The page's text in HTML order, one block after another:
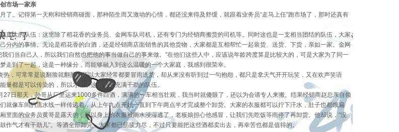
市场一家亲
了。记得第一天刚和经销商碰面，那种陌生而又激动的心情，都还没来得及舒缓，就跟着业务员“走马上任”跑市场了，那时还真有
庞大的队伍：这里除了稻花香的业务员、金网车队司机，还有专门为经销商搬货的司机等。同时这也是一支相当团结的队伍，大家
分内的事情。无论是稻花香的白酒，还是经销商店面销售的其他货物，大家都是互相帮忙一起装货、送货、下货，亲如一家。金网
们当自己人，所以我们自然也把他的事当做自己的事来做。”在他们这些人中，应该说年龄跨度算是比较大的，可是大家为了同一
走到了一起，这是一种缘分，而能够融入到这么温暖的一个大家庭，我感到很荣幸。
热，可常常是说翻脸就翻脸，所以大家经常都要冒雨送货，却从来没有听到过一句抱怨，都只是拿天气开开玩笑，又在欢声笑语
量都是可以传染的，所以才有了这么一支充满干劲的队伍。
27日那天，孙哥从厂里运来1000多件白酒，满满的一车相当壮观，我当时就傻眼了，还以为会请专人来搬。结果经销商赵总亲自领
就像车间的流水线一样传递着，从上午九点开始一直到下午两点半才完成整个卸货。大家的衣服都可以拧下汗水，肚子也都饿扁
里面的业务员黄哥是露天的，所以身上的衣服被雨水浸湿透了，老板娘担心他感冒，让我们先吃饭等雨停了再卸货。他却说，“没
作气才有干劲儿”。等酒全部卸完，大家都已筋疲力尽，不过只要能把这些酒都卖出去，再幸苦也都是值得的。